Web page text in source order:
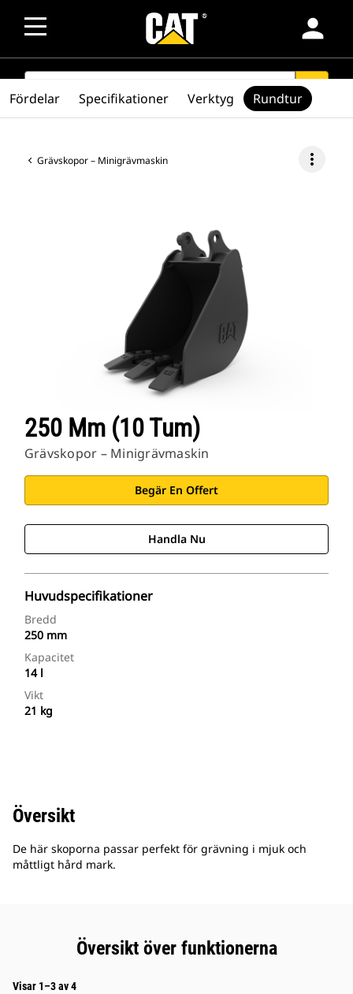
person
SEARCH search
Grävskopor – Minigrävmaskin more_vert
250 Mm (10 Tum)
Grävskopor – Minigrävmaskin
Begär En Offert
Handla Nu
Huvudspecifikationer
Bredd
250 mm
Kapacitet
14 l
Vikt
21 kg
Fördelar Specifikationer Verktyg Rundtur
Översikt
De här skoporna passar perfekt för grävning i mjuk och
måttligt hård mark.
Översikt över funktionerna
Visar 1–3 av 4